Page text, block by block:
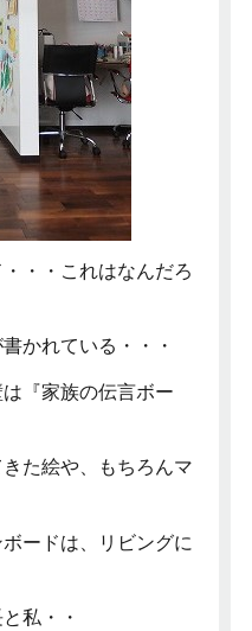
・・これはなんだろ
かれている・・・
『家族の伝言ボー
た絵や、もちろんマ
ードは、リビングに
私・・